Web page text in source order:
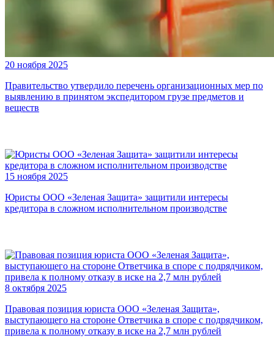
20 ноября 2025
Правительство утвердило перечень организационных мер по
выявлению в принятом экспедитором грузе предметов и
веществ
15 ноября 2025
Юристы ООО «Зеленая Защита» защитили интересы
кредитора в сложном исполнительном производстве
8 октября 2025
Правовая позиция юриста ООО «Зеленая Защита»,
выступающего на стороне Ответчика в споре с подрядчиком,
привела к полному отказу в иске на 2,7 млн рублей